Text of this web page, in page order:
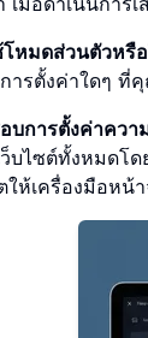
หมดส่วนตัวหรื
ารตั้งค่าใดๆ ที่
บการตั้งค่าควา
บไซต์ทั้งหมดโด
ห้เครื่องมือหน้า